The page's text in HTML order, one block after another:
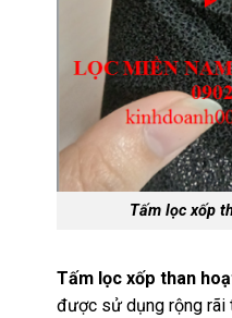
Tấm lọc xốp
Tấm lọc xốp than
được sử dụng rộng rãi